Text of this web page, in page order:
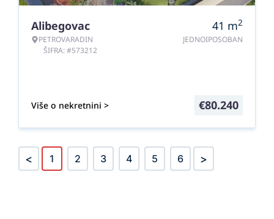
Alibegovac
PETROVARADIN
ŠIFRA: #573212
41 m2
JEDNOIPOSOBAN
Više o nekretnini > €80.240
< 1 2 3 4 5 6 >